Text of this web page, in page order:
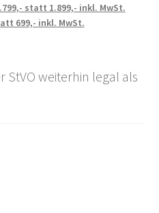
statt 1.899,- inkl. MwSt.
699,- inkl. MwSt.
StVO weiterhin legal als